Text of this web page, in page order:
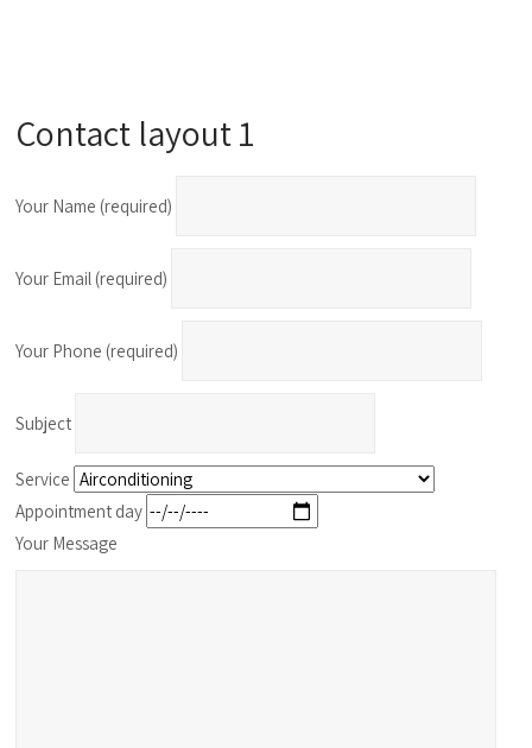
Contact layout 1
Your Name (required)
Your Email (required)
Your Phone (required)
Subject
Service
Appointment day
Your Message